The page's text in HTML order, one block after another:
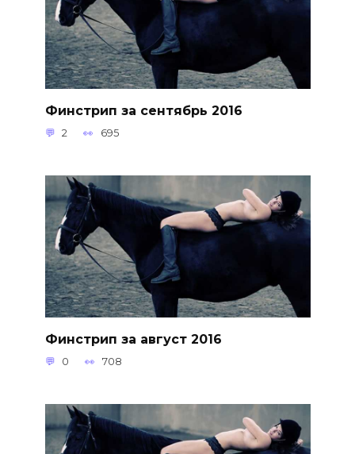
Финстрип за сентябрь 2016
2 695
Финстрип за август 2016
0 708